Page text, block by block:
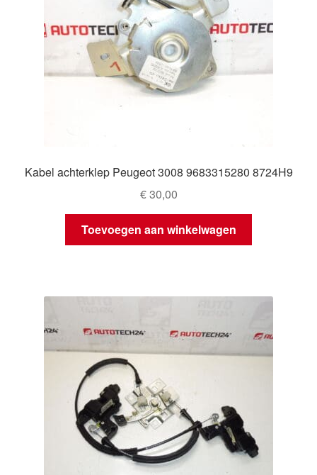
Kabel achterklep Peugeot 3008 9683315280 8724H9
€30,00
Toevoegen aan winkelwagen